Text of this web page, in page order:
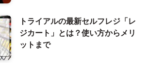
トライアルの最新セルフレジ「レ
ジカート」とは？使い方からメリ
ットまで